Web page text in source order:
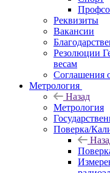
Реквизиты
Вакансии
Резолюции
весам
Соглашения
Метрология
Назад
Метрология
Поверка/